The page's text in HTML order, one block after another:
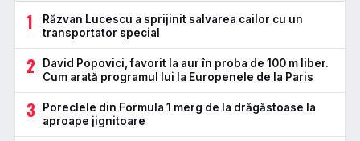
1
Răzvan Lucescu a sprijinit salvarea cailor cu un
transportator special
2
David Popovici, favorit la aur în proba de 100 m liber.
Cum arată programul lui la Europenele de la Paris
3
Poreclele din Formula 1 merg de la drăgăstoase la
aproape jignitoare